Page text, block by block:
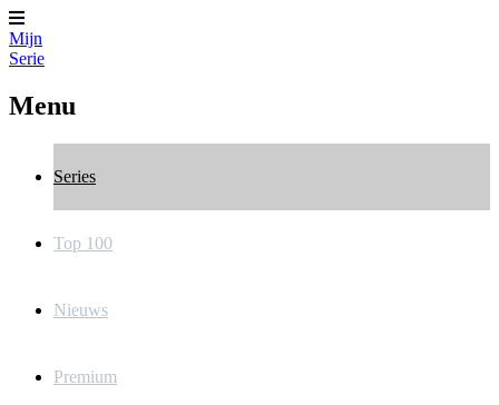
Mijn
Serie
Menu
Series
Top 100
Nieuws
Premium